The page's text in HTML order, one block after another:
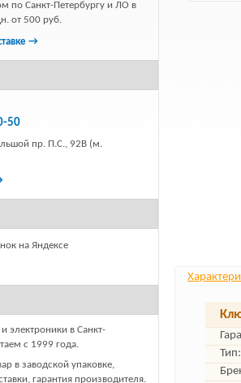
по Санкт-Петербургу и ЛО в
от 500 руб.
→
50
пр. П.С., 92В (м.
на Яндексе
электроники в Санкт-
с 1999 года.
в заводской упаковке,
гарантия производителя.
Тип: